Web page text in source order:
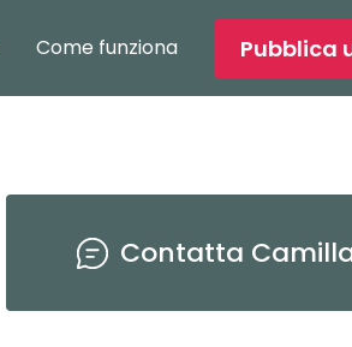
Come funziona Pubblica
Contatta